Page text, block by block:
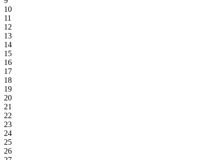
10
11
12
13
14
15
16
17
18
19
20
21
22
23
24
25
26